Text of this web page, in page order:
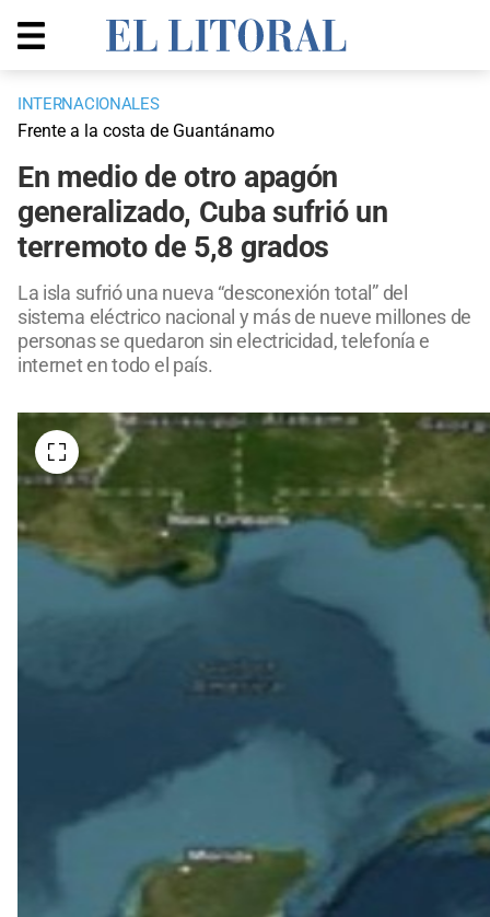
INTERNACIONALES
Frente a la costa de Guantánamo
En medio de otro apagón
generalizado, Cuba sufrió un
terremoto de 5,8 grados
La isla sufrió una nueva “desconexión total” del
sistema eléctrico nacional y más de nueve millones de
personas se quedaron sin electricidad, telefonía e
internet en todo el país.